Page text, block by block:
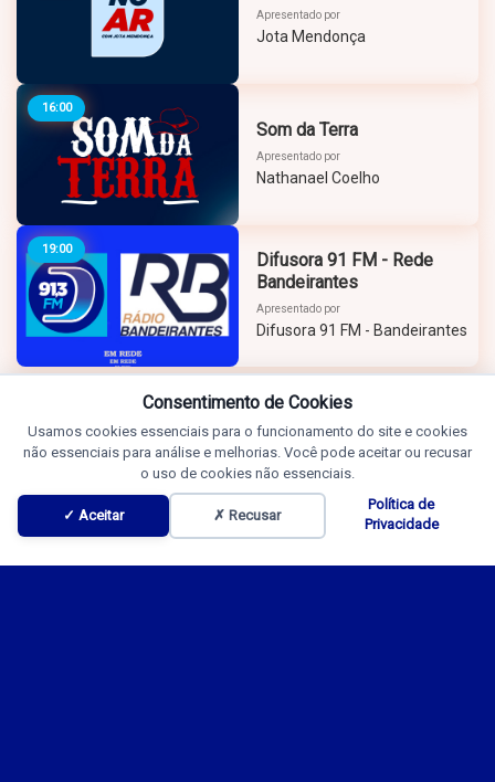
Apresentado por
Jota Mendonça
16:00
Som da Terra
Apresentado por
Nathanael Coelho
19:00
Difusora 91 FM - Rede
Bandeirantes
Apresentado por
Difusora 91 FM - Bandeirantes
Programação
Consentimento de Cookies
Usamos cookies essenciais para o funcionamento do site e cookies
não essenciais para análise e melhorias. Você pode aceitar ou recusar
o uso de cookies não essenciais.
✓ Aceitar ✗ Recusar
Política de
Privacidade